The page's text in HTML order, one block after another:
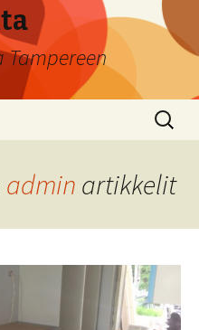
Haku:
admin artikkelit